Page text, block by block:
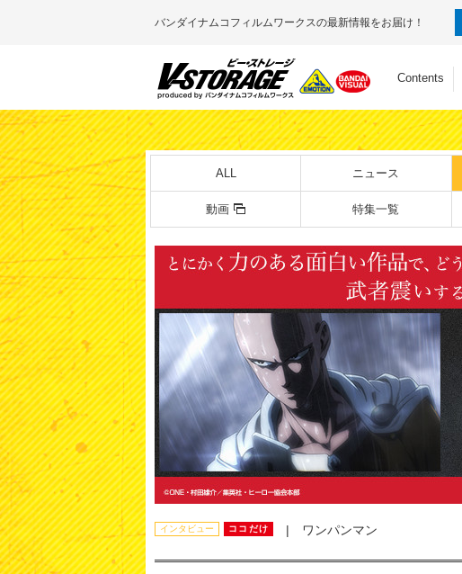
バンダイナムコフィルムワークスの最新情報をお届け！
Contents
ALL ニュース
動画 特集一覧
インタビュー ココだけ | ワンパンマン